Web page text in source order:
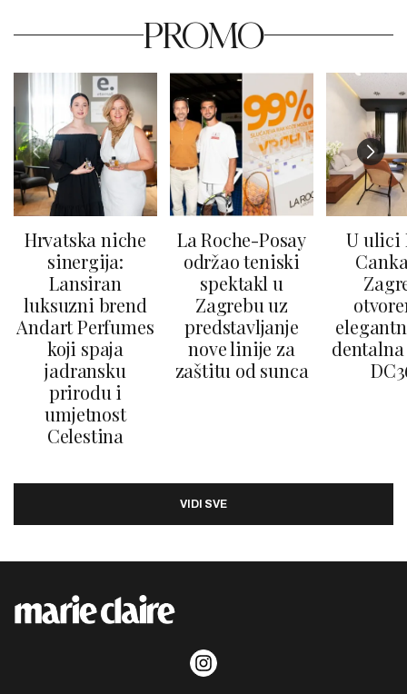
PROMO
Hrvatska niche
sinergija:
Lansiran
luksuzni brend
Andart Perfumes
koji spaja
jadransku
prirodu i
umjetnost
Celestina
La Roche-Posay
održao teniski
spektakl u
Zagrebu uz
predstavljanje
nove linije za
zaštitu od sunca
U ulici
VIDI SVE